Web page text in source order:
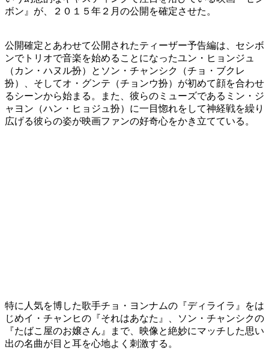
ボン』が、２０１５年２月の公開を確定させた。
公開確定とあわせて公開されたティーザー予告編は、セシボ
ンでトリオで音楽を始めることになったユン・ヒョンジュ
（カン・ハヌル扮）とソン・チャンシク（チョ・ブクレ
扮）、そしてオ・グンテ（チョンウ扮）が初めて顔を合わせ
るシーンから始まる。また、彼らのミューズであるミン・ジ
ャヨン（ハン・ヒョジュ扮）に一目惚れをして神経戦を繰り
広げる彼らの姿が映画ファンの好奇心をかき立てている。
特に人気を博した歌手チョ・ヨンナムの『ディライラ』をは
じめイ・チャンヒの『それはあなた』、ソン・チャンシクの
『たばこ屋のお嬢さん』まで、映像と絶妙にマッチした思い
出の名曲が目と耳を心地よく刺激する。